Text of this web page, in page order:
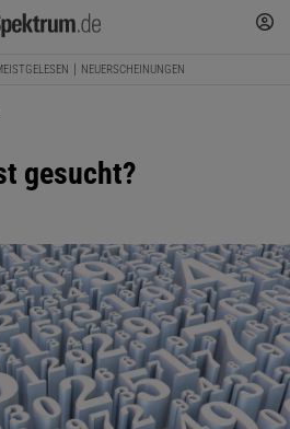
NEUERSCHEINUNGEN
gesucht?